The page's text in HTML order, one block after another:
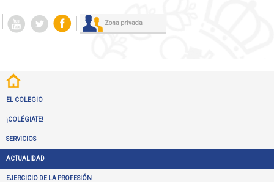
Zona privada
EL COLEGIO
¡COLÉGIATE!
SERVICIOS
ACTUALIDAD
EJERCICIO DE LA PROFESIÓN